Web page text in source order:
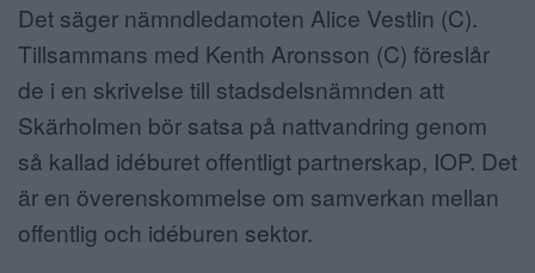
Det säger nämndledamoten Alice Vestlin (C).
Tillsammans med Kenth Aronsson (C) föreslår
de i en skrivelse till stadsdelsnämnden att
Skärholmen bör satsa på nattvandring genom
så kallad idéburet offentligt partnerskap, IOP. Det
är en överenskommelse om samverkan mellan
offentlig och idéburen sektor.